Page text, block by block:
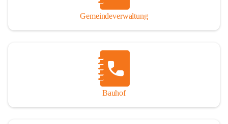
Gemeindeverwaltung
Bauhof